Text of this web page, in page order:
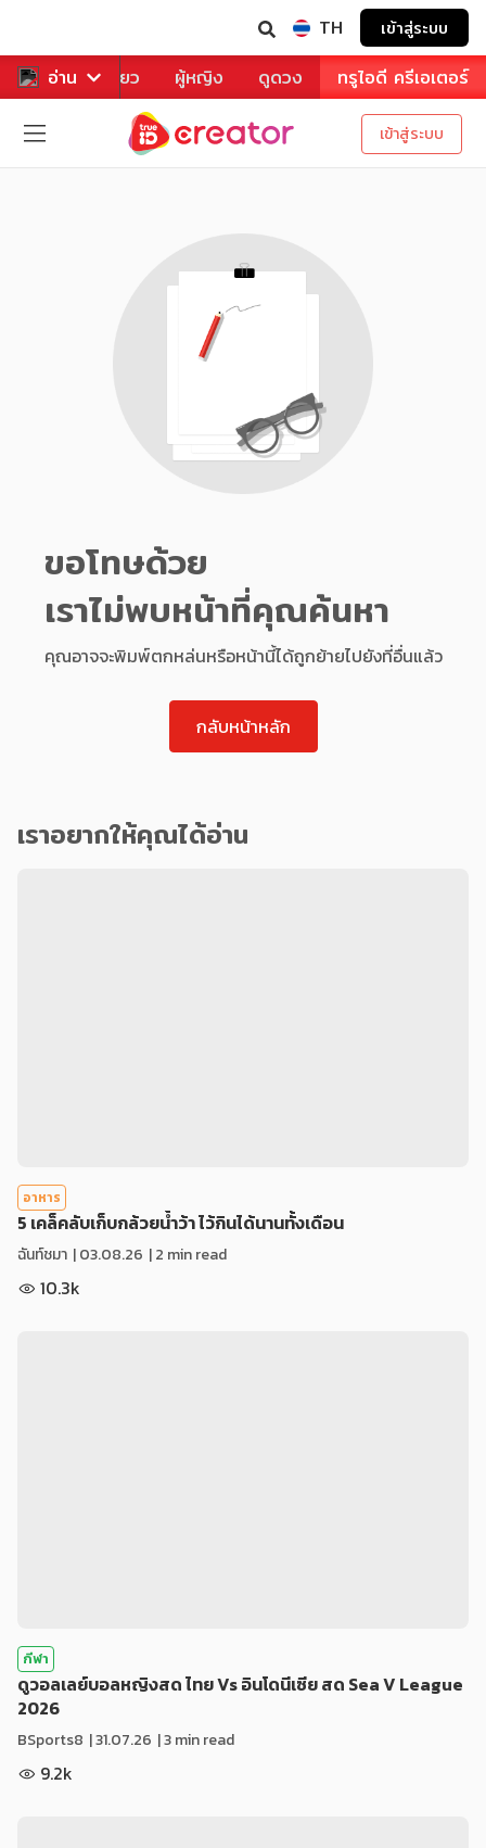
TH เข้าสู่ระบบ
อ่าน
หาร ท่องเที่ยว ผู้หญิง ดูดวง ทรูไอดี ครีเอเตอร์
เข้าสู่ระบบ
ขอโทษด้วย
เราไม่พบหน้าที่คุณค้นหา
คุณอาจจะพิมพ์ตกหล่นหรือหน้านี้ได้ถูกย้ายไปยังที่อื่นแล้ว
กลับหน้าหลัก
เราอยากให้คุณได้อ่าน
อาหาร
5 เคล็คลับเก็บกล้วยน้ำว้า ไว้กินได้นานทั้งเดือน
ฉันท์ชมา |03.08.26 | 2 min read
10.3k
กีฬา
ดูวอลเลย์บอลหญิงสด ไทย Vs อินโดนีเซีย สด Sea V League
2026
BSports8 |31.07.26 | 3 min read
9.2k